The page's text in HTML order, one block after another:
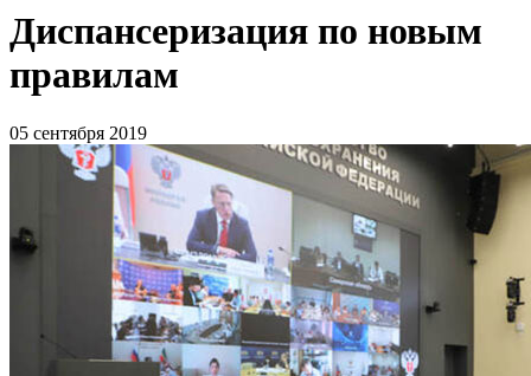
Диспансеризация по новым
правилам
05 сентября 2019